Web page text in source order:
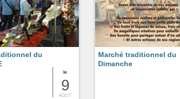
le
9
AOUT
du
Marché traditionnel du
Dimanche